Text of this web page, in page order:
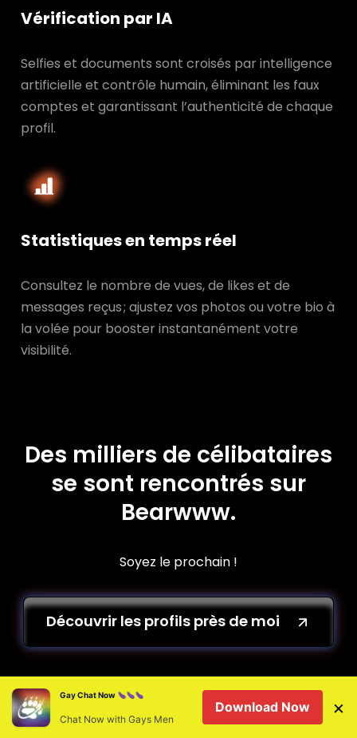
Vérification par IA
Selfies et documents sont croisés par intelligence
artificielle et contrôle humain, éliminant les faux
comptes et garantissant l’authenticité de chaque
profil.
Statistiques en temps réel
Consultez le nombre de vues, de likes et de
messages reçus ; ajustez vos photos ou votre bio à
la volée pour booster instantanément votre
visibilité.
Des milliers de célibataires
se sont rencontrés sur
Bearwww.
Soyez le prochain !
Découvrir les profils près de moi
Pourquoi Choisir BearWWW
pour vos Rencontres Gay à
Gay Chat Now
Chat Now with Gays Men
Download Now ×